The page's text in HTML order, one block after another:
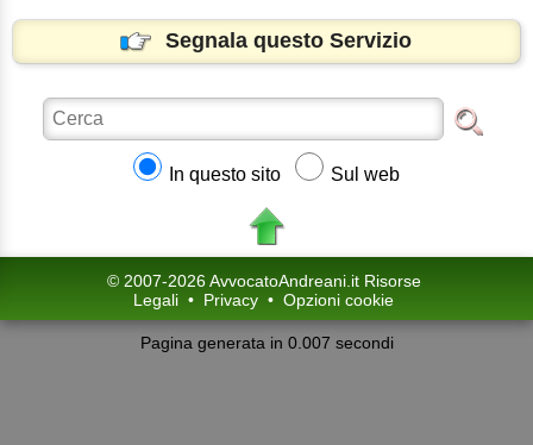
Segnala questo Servizio
In questo sito Sul web
© 2007-2026 AvvocatoAndreani.it Risorse
Legali • Privacy • Opzioni cookie
Pagina generata in 0.007 secondi